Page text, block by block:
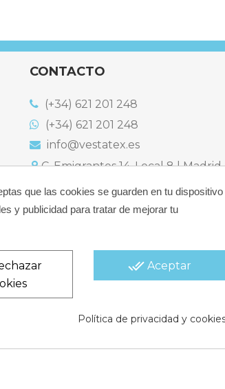
CONTACTO
(+34) 621 201 248
(+34) 621 201 248
info@vestatex.es
C. Emigrantes 14, Local 8 | Madrid,
Bulevard dels Musics, 11 | Alicante,
España
y condiciones | Política de Cookies |
Política
que las cookies se guarden en tu dispositivo
y publicidad para tratar de mejorar tu
done_all Aceptar
Política de privacidad y